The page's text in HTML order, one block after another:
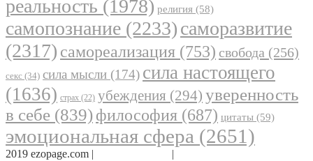
реальность (1978) религия (58)
самопознание (2233)саморазвитие
(2317) самореализация (753) свобода (256)
секс (34) сила мысли (174) сила настоящего
(1636) страх (22) убеждения (294) уверенность
в себе (839) философия (687) цитаты (59)
эмоциональная сфера (2651)
2019 ezopage.com | |